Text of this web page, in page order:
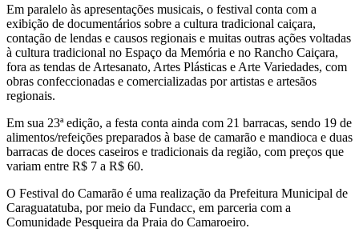
Em paralelo às apresentações musicais, o festival conta com a
exibição de documentários sobre a cultura tradicional caiçara,
contação de lendas e causos regionais e muitas outras ações voltadas
à cultura tradicional no Espaço da Memória e no Rancho Caiçara,
fora as tendas de Artesanato, Artes Plásticas e Arte Variedades, com
obras confeccionadas e comercializadas por artistas e artesãos
regionais.
Em sua 23ª edição, a festa conta ainda com 21 barracas, sendo 19 de
alimentos/refeições preparados à base de camarão e mandioca e duas
barracas de doces caseiros e tradicionais da região, com preços que
variam entre R$ 7 a R$ 60.
O Festival do Camarão é uma realização da Prefeitura Municipal de
Caraguatatuba, por meio da Fundacc, em parceria com a
Comunidade Pesqueira da Praia do Camaroeiro.